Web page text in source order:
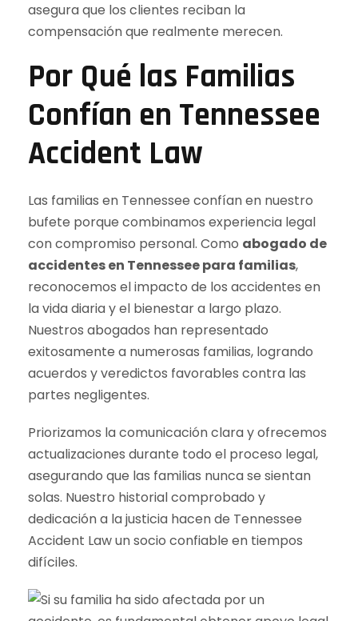
asegura que los clientes reciban la
compensación que realmente merecen.
Por Qué las Familias
Confían en Tennessee
Accident Law
Las familias en Tennessee confían en nuestro
bufete porque combinamos experiencia legal
con compromiso personal. Como abogado de
accidentes en Tennessee para familias,
reconocemos el impacto de los accidentes en
la vida diaria y el bienestar a largo plazo.
Nuestros abogados han representado
exitosamente a numerosas familias, logrando
acuerdos y veredictos favorables contra las
partes negligentes.
Priorizamos la comunicación clara y ofrecemos
actualizaciones durante todo el proceso legal,
asegurando que las familias nunca se sientan
solas. Nuestro historial comprobado y
dedicación a la justicia hacen de Tennessee
Accident Law un socio confiable en tiempos
difíciles.